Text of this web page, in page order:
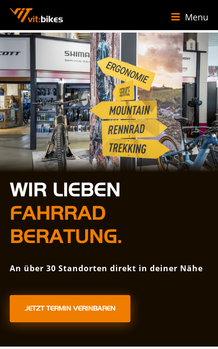
Menu
WIR LIEBEN
FAHRRAD
BERATUNG.
An über 30 Standorten direkt in deiner Nähe
JETZT TERMIN VERINBAREN